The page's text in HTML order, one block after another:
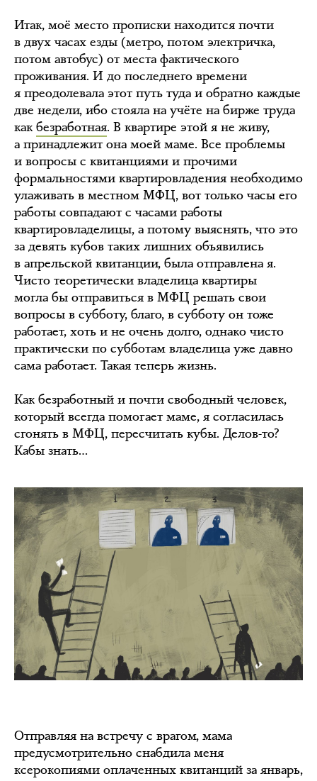
Итак, моё место прописки находится почти
в двух часах езды (метро, потом электричка,
потом автобус) от места фактического
проживания. И до последнего времени
я преодолевала этот путь туда и обратно каждые
две недели, ибо стояла на учёте на бирже труда
как безработная. В квартире этой я не живу,
а принадлежит она моей маме. Все проблемы
и вопросы с квитанциями и прочими
формальностями квартировладения необходимо
улаживать в местном МФЦ, вот только часы его
работы совпадают с часами работы
квартировладелицы, а потому выяснять, что это
за девять кубов таких лишних объявились
в апрельской квитанции, была отправлена я.
Чисто теоретически владелица квартиры
могла бы отправиться в МФЦ решать свои
вопросы в субботу, благо, в субботу он тоже
работает, хоть и не очень долго, однако чисто
практически по субботам владелица уже давно
сама работает. Такая теперь жизнь.
Как безработный и почти свободный человек,
который всегда помогает маме, я согласилась
сгонять в МФЦ, пересчитать кубы. Делов-то?
Кабы знать…
Отправляя на встречу с врагом, мама
предусмотрительно снабдила меня
ксерокопиями оплаченных квитанций за январь,